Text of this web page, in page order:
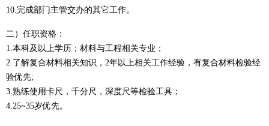
10.完成部门主管交办的其它工作。
二） 任职资格：
1.本科及以上学历；材料与工程相关专业；
2.了解复合材料相关知识，2年以上相关工作经验，有复合材料检验经
验优先;
3.熟练使用卡尺，千分尺，深度尺等检验工具；
4.25~35岁优先。